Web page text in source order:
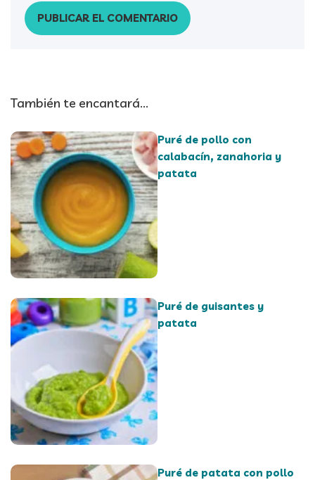
También te encantará...
Puré de pollo con
calabacín, zanahoria y
patata
Puré de guisantes y
patata
Puré de patata con pollo